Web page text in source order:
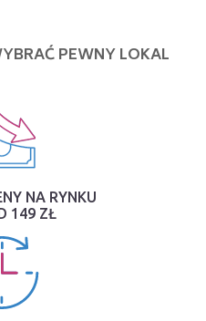
PEWNY LOKAL
NA RYNKU
149 ZŁ